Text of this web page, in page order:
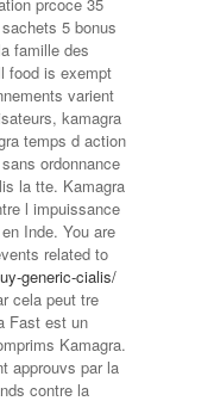
5 bonus
famille des
food is exempt
varient
kamagra
temps d action
ordonnance
la tte. Kamagra
l impuissance
Inde. You are
related to
generic-cialis/
cela peut tre
Fast est un
Kamagra.
approuvs par la
contre la